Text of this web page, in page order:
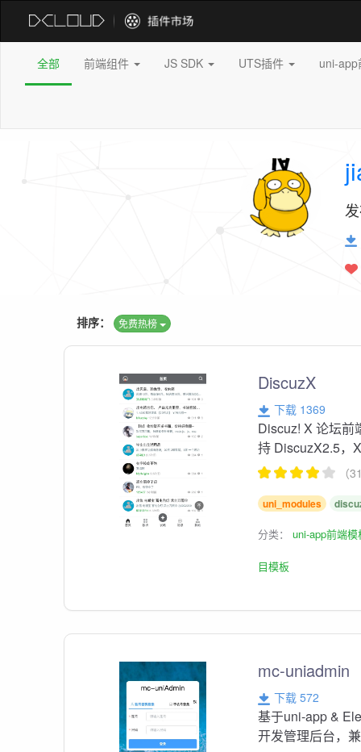
全部 前端组件 JS SDK UTS插件 uni-
排序： 免费热榜
DiscuzX
下载 1369
Discuz! X 论坛前
持 DiscuzX2.5，
（
uni_modules
分类：uni-app前端模
目模板
mc-uniadmin
下载 572
基于uni-app &
开发管理后台，